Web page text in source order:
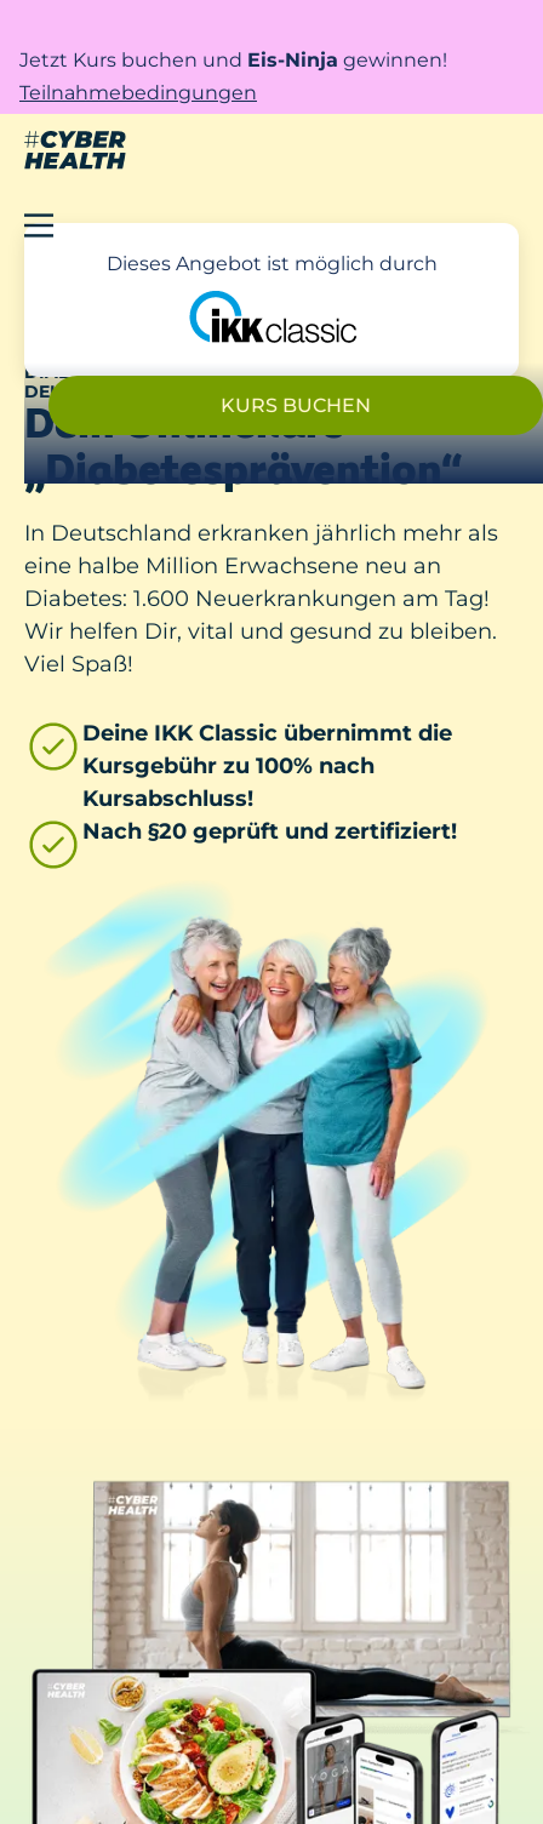
Jetzt Kurs buchen und Eis-Ninja gewinnen!
Teilnahmebedingungen
Dieses Angebot ist möglich durch
DIABETES? NICHT MIT UNS! – UNTERSTÜTZT DURCH
DEINE IKK CLASSIC
Dein Onlinekurs
„Diabetesprävention“
In Deutschland erkranken jährlich mehr als
eine halbe Million Erwachsene neu an
Diabetes: 1.600 Neuerkrankungen am Tag!
Wir helfen Dir, vital und gesund zu bleiben.
Viel Spaß!
Deine IKK Classic übernimmt die
Kursgebühr zu 100% nach
Kursabschluss!
Nach §20 geprüft und zertifiziert!
KURS BUCHEN